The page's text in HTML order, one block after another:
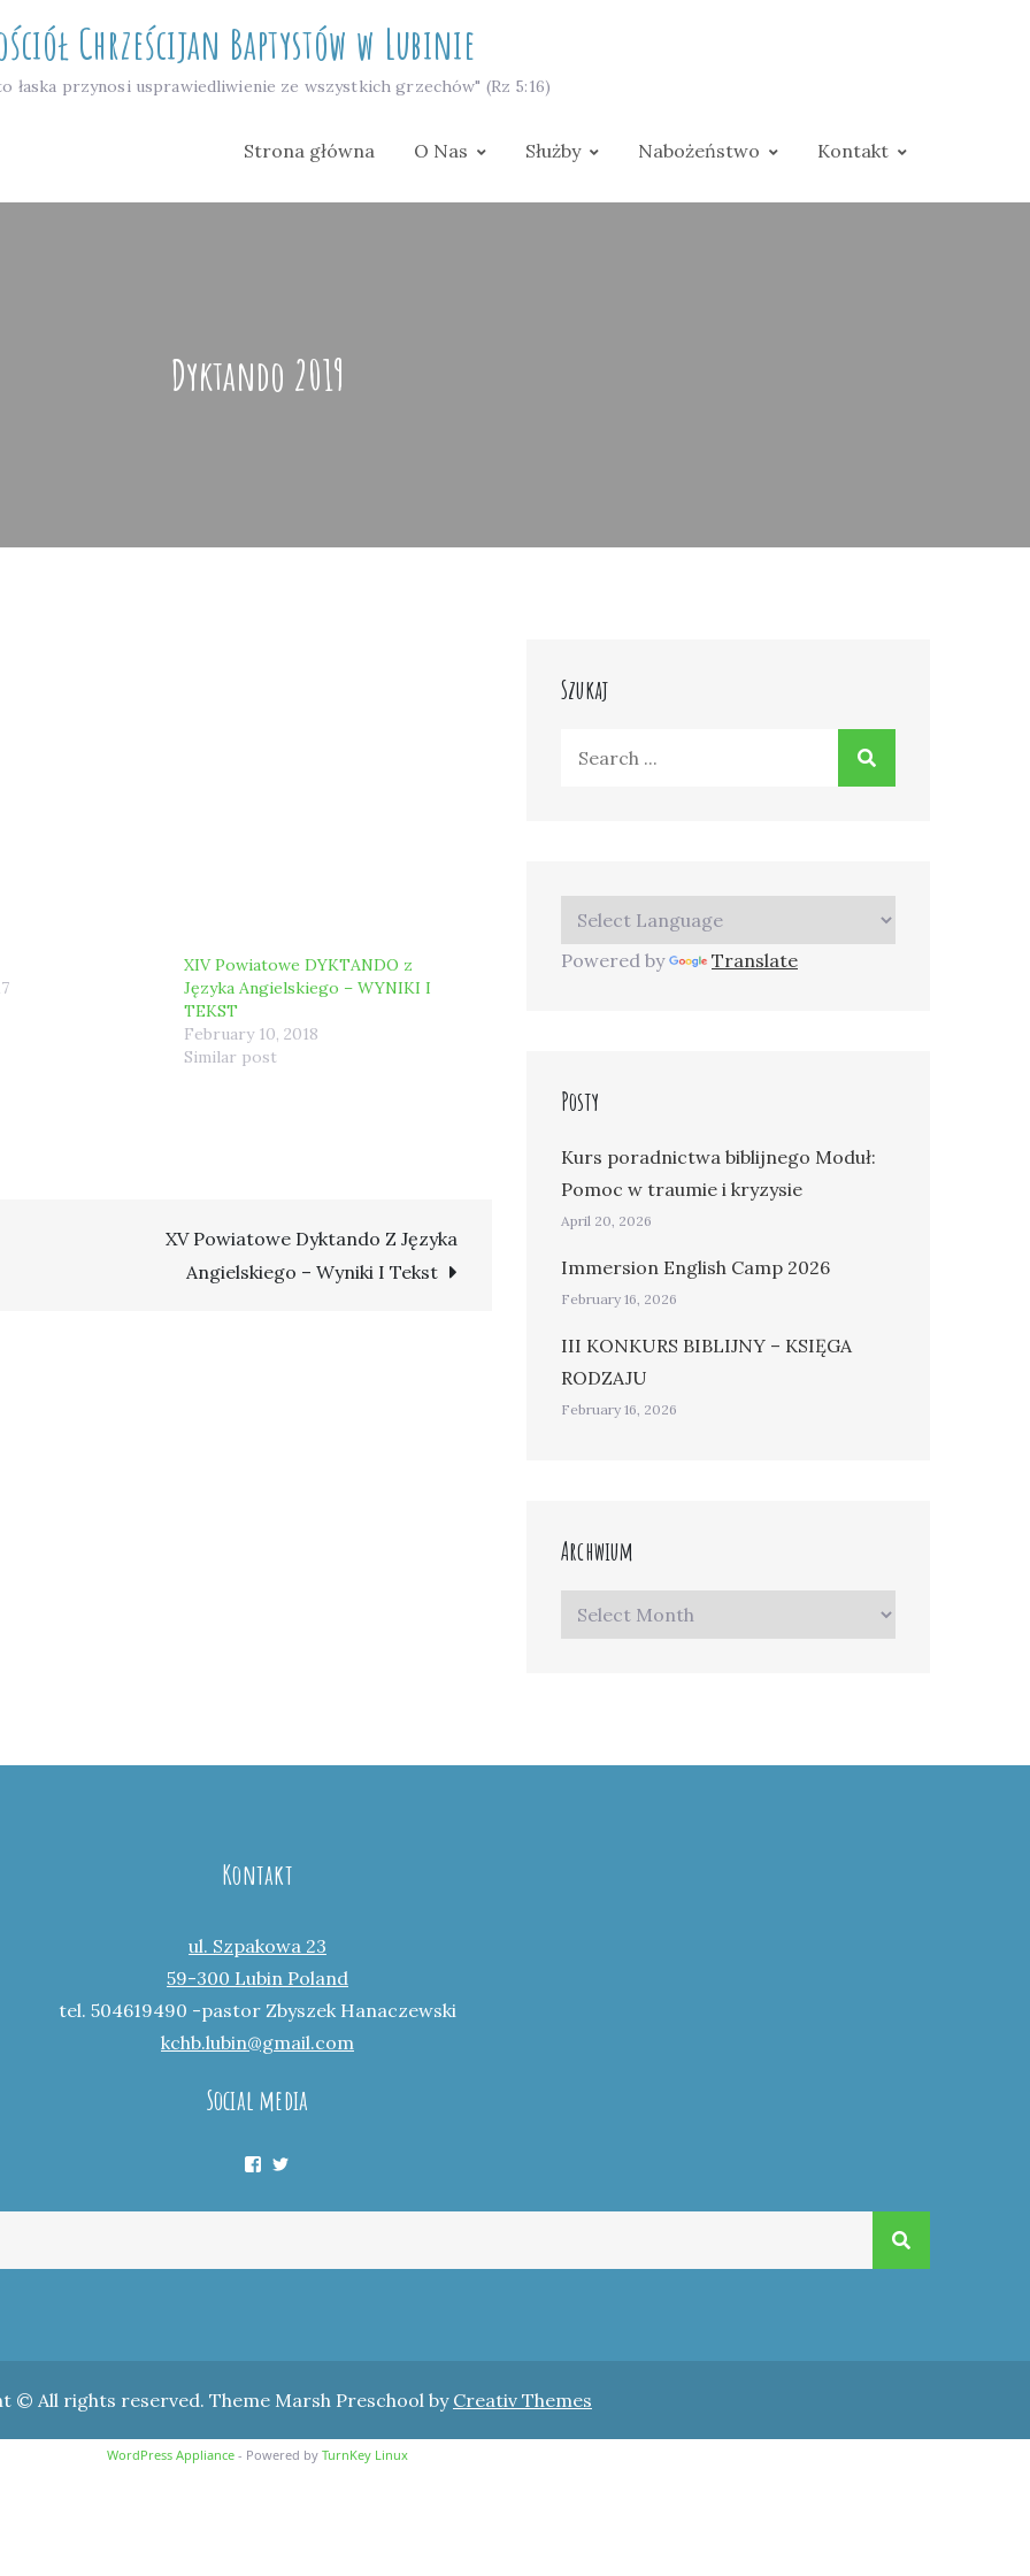
Chrześcijan Baptystów w Lubinie
łaska przynosi usprawiedliwienie ze wszystkich grzechów" (Rz 5:16)
Strona główna O Nas Służby Nabożeństwo Kontakt
Dyktando 2019
XIV Powiatowe DYKTANDO z
Języka Angielskiego – WYNIKI I
TEKST
February 10, 2018
Similar post
XV Powiatowe Dyktando Z Języka
Angielskiego – Wyniki I Tekst
Szukaj
Powered by Translate
Posty
Kurs poradnictwa biblijnego Moduł:
Pomoc w traumie i kryzysie
April 20, 2026
Immersion English Camp 2026
February 16, 2026
III KONKURS BIBLIJNY – KSIĘGA
RODZAJU
February 16, 2026
Archwium
Archwium
Kontakt
ul. Szpakowa 23
59-300 Lubin Poland
tel. 504619490 -pastor Zbyszek Hanaczewski
kchb.lubin@gmail.com
Social media
Facebook
© All rights reserved. Theme Marsh Preschool by Creativ Themes
WordPress Appliance - Powered by TurnKey Linux